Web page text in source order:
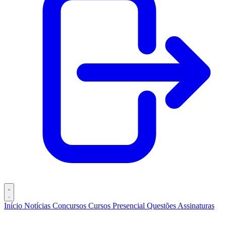
Início Notícias Concursos Cursos Presencial Questões Assinaturas